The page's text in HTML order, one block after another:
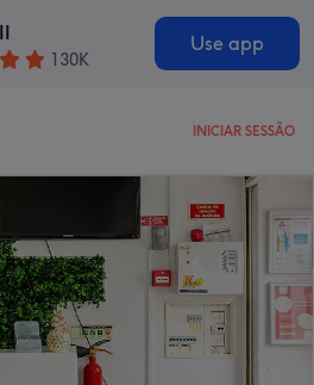
130K
Use app
INICIAR SESSÃO